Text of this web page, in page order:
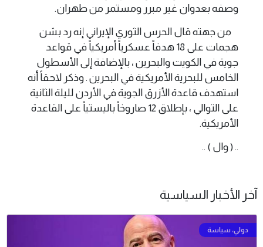
وصفه بعدوان غير مبرر ومستمر من طهران.
من جهته قال الحرس الثوري ​الإيراني إنه رد بشن
هجمات على 18 هدفاً عسكرياً أمريكياً في قواعد
جوية في الكويت والبحرين ، بالإضافة إلى الأسطول
الخامس للبحرية الأمريكية في البحرين . وذكر ​لاحقاً أنه
استهدف ‌قاعدة الأزرق الجوية في الأردن لليلة الثانية
على التوالي ، بإطلاق 12 صاروخاً باليستياً على القاعدة
الأمريكية.
.. ( وال ) ..
آخر الأخبار السياسية